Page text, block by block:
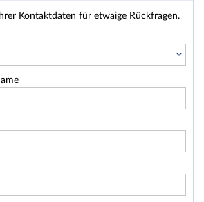
Kontaktdaten für etwaige Rückfragen.